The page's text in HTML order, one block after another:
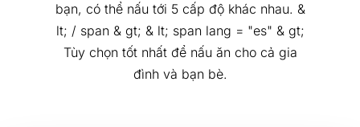
bạn, có thể nấu tới 5 cấp độ khác nhau. &
lt; / span & gt; & lt; span lang = "es" & gt;
Tùy chọn tốt nhất để nấu ăn cho cả gia
đình và bạn bè.